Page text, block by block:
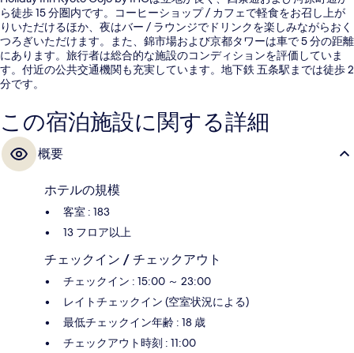
ら徒歩 15 分圏内です。コーヒーショップ / カフェで軽食をお召し上が
りいただけるほか、夜はバー / ラウンジでドリンクを楽しみながらおく
つろぎいただけます。また、錦市場および京都タワーは車で 5 分の距離
にあります。旅行者は総合的な施設のコンディションを評価していま
す。付近の公共交通機関も充実しています。地下鉄 五条駅までは徒歩 2
分です。
この宿泊施設に関する詳細
概要
ホテルの規模
客室 : 183
13 フロア以上
チェックイン / チェックアウト
チェックイン : 15:00 ～ 23:00
レイトチェックイン (空室状況による)
最低チェックイン年齢 : 18 歳
チェックアウト時刻 : 11:00